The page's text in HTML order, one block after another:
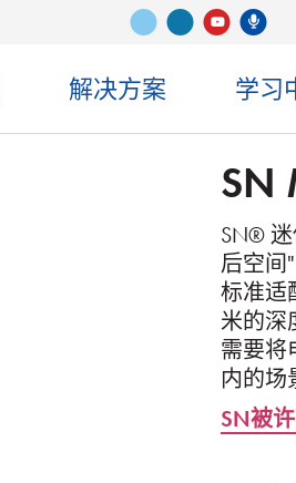
Vimeo ǞǞǞ 录像带
解决方案 学习
SN
SN®
后空间
标准适
米的深
需要将
内的场
SN被